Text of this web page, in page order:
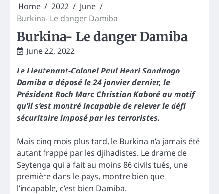
Home 2022
June
Burkina- Le danger Damiba
Burkina- Le danger Damiba
June 22, 2022
Le Lieutenant-Colonel Paul Henri Sandaogo
Damiba a déposé le 24 janvier dernier, le
Président Roch Marc Christian Kaboré au motif
qu’il s’est montré incapable de relever le défi
sécuritaire imposé par les terroristes.
Mais cinq mois plus tard, le Burkina n’a jamais été
autant frappé par les djihadistes. Le drame de
Seytenga qui a fait au moins 86 civils tués, une
première dans le pays, montre bien que
l’incapable, c’est bien Damiba.